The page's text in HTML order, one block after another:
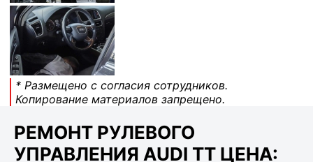
* Размещено с согласия сотрудников.
Копирование материалов запрещено.
РЕМОНТ РУЛЕВОГО
УПРАВЛЕНИЯ AUDI TT ЦЕНА: